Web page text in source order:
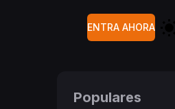
ENTRA AHORA
Populares